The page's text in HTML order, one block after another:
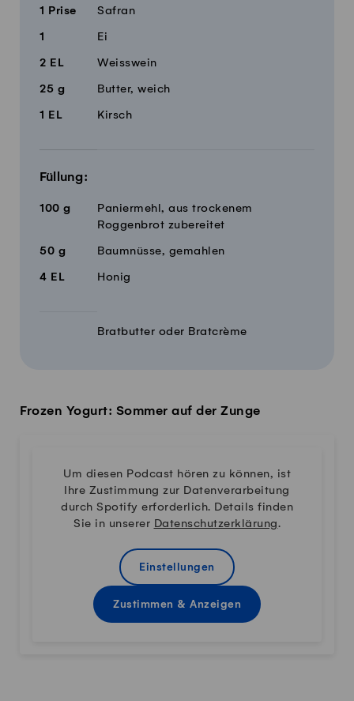
1 Prise Safran
1 Ei
2 EL Weisswein
25 g Butter, weich
1 EL Kirsch
Füllung:
100 g
Paniermehl, aus trockenem
Roggenbrot zubereitet
50 g Baumnüsse, gemahlen
4 EL Honig
Bratbutter oder Bratcrème
Frozen Yogurt: Sommer auf der Zunge
Um diesen Podcast hören zu können, ist
Ihre Zustimmung zur Datenverarbeitung
durch Spotify erforderlich. Details finden
Sie in unserer Datenschutzerklärung.
Einstellungen
Zustimmen & Anzeigen